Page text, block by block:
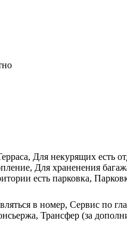
Для некурящих есть
Для храненения
есть парковка,
в номер, Сервис по
Трансфер (за